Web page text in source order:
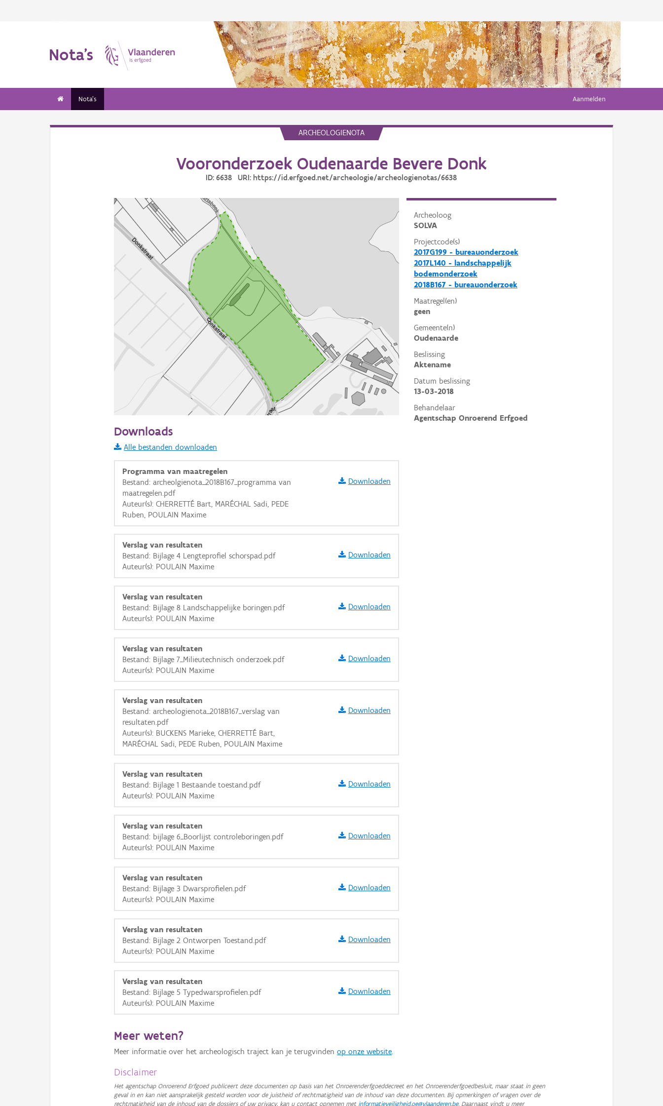
Nota's
Nota's Aanmelden
ARCHEOLOGIENOTA
Vooronderzoek Oudenaarde Bevere Donk
ID: 6638 URI: https://id.erfgoed.net/archeologie/archeologienotas/6638
Archeoloog
SOLVA
Projectcode(s)
2017G199 - bureauonderzoek
2017L140 - landschappelijk
bodemonderzoek
2018B167 - bureauonderzoek
Maatregel(en)
geen
Gemeente(n)
Oudenaarde
Beslissing
Aktename
Datum beslissing
13-03-2018
Behandelaar
Agentschap Onroerend Erfgoed
Informatie Vlaanderen
i
+ −
Basis Lagen
Ortho
GRB-Basiskaart
GRB-Basiskaart in grijswaarden
Downloads
Alle bestanden downloaden
Programma van maatregelen
Bestand: archeolgienota_2018B167_programma van
maatregelen.pdf
Auteur(s): CHERRETTÉ Bart, MARÉCHAL Sadi, PEDE
Ruben, POULAIN Maxime
Downloaden
Verslag van resultaten
Bestand: Bijlage 4 Lengteprofiel schorspad.pdf
Auteur(s): POULAIN Maxime
Downloaden
Verslag van resultaten
Bestand: Bijlage 8 Landschappelijke boringen.pdf
Auteur(s): POULAIN Maxime
Downloaden
Verslag van resultaten
Bestand: Bijlage 7_Milieutechnisch onderzoek.pdf
Auteur(s): POULAIN Maxime
Downloaden
Verslag van resultaten
Bestand: archeologienota_2018B167_verslag van
resultaten.pdf
Auteur(s): BUCKENS Marieke, CHERRETTÉ Bart,
MARÉCHAL Sadi, PEDE Ruben, POULAIN Maxime
Downloaden
Verslag van resultaten
Bestand: Bijlage 1 Bestaande toestand.pdf
Auteur(s): POULAIN Maxime
Downloaden
Verslag van resultaten
Bestand: bijlage 6_Boorlijst controleboringen.pdf
Auteur(s): POULAIN Maxime
Downloaden
Verslag van resultaten
Bestand: Bijlage 3 Dwarsprofielen.pdf
Auteur(s): POULAIN Maxime
Downloaden
Verslag van resultaten
Bestand: Bijlage 2 Ontworpen Toestand.pdf
Auteur(s): POULAIN Maxime
Downloaden
Verslag van resultaten
Bestand: Bijlage 5 Typedwarsprofielen.pdf
Auteur(s): POULAIN Maxime
Downloaden
Meer weten?
Meer informatie over het archeologisch traject kan je terugvindenop onze website.
Disclaimer
Het agentschap Onroerend Erfgoed publiceert deze documenten op basis van het Onroerenderfgoeddecreet en het Onroerenderfgoedbesluit, maar staat in geen
geval in en kan niet aansprakelijk gesteld worden voor de juistheid of rechtmatigheid van de inhoud van deze documenten. Bij opmerkingen of vragen over de
rechtmatigheid van de inhoud van de dossiers of uw privacy, kan u contact opnemen met informatieveiligheid.oe@vlaanderen.be. Daarnaast vindt u meer